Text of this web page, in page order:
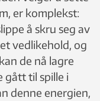
er komplekst:
å skru seg av
vedlikehold, og
de nå lagre
gått til spille i
denne energien,